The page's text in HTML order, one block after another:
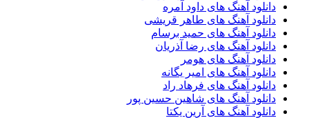
دانلود آهنگ های داود آمره
دانلود آهنگ های طاهر قریشی
دانلود آهنگ های حمید برسام
دانلود آهنگ های رضا آذریان
دانلود آهنگ های هومر
دانلود آهنگ های امیر یگانه
دانلود آهنگ های فرهاد راد
دانلود آهنگ های شاهین حسین پور
دانلود آهنگ های آرین یکتا